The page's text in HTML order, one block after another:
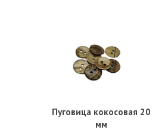
Пуговица кокосовая 20
мм